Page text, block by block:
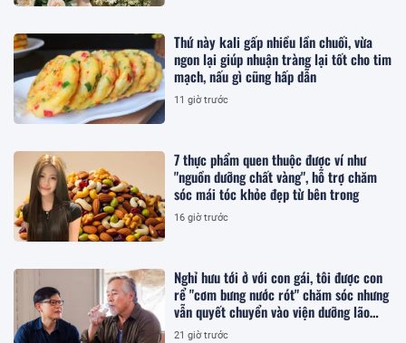
Thứ này kali gấp nhiều lần chuối, vừa
ngon lại giúp nhuận tràng lại tốt cho tim
mạch, nấu gì cũng hấp dẫn
11 giờ trước
7 thực phẩm quen thuộc được ví như
"nguồn dưỡng chất vàng", hỗ trợ chăm
sóc mái tóc khỏe đẹp từ bên trong
16 giờ trước
Nghỉ hưu tới ở với con gái, tôi được con
rể "cơm bưng nước rót" chăm sóc nhưng
vẫn quyết chuyển vào viện dưỡng lão
sống
21 giờ trước